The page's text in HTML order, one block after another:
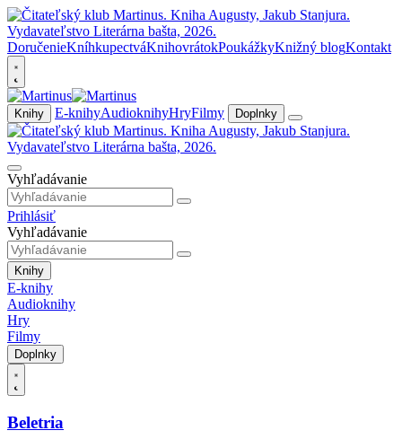
DoručenieKníhkupectváKnihovrátokPoukážkyKnižný blogKontakt
Knihy E-knihyAudioknihyHryFilmy Doplnky
Vyhľadávanie
Prihlásiť
Vyhľadávanie
Knihy
E-knihy
Audioknihy
Hry
Filmy
Doplnky
Beletria